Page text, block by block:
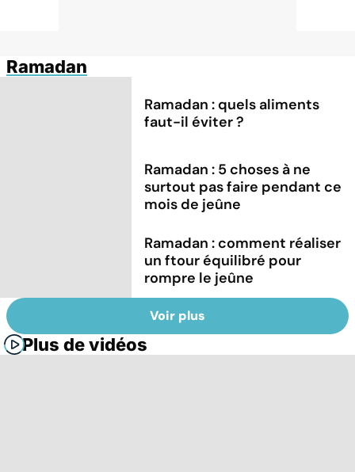
Ramadan
Ramadan : quels aliments
faut-il éviter ?
Ramadan : 5 choses à ne
surtout pas faire pendant ce
mois de jeûne
Ramadan : comment réaliser
un ftour équilibré pour
rompre le jeûne
Voir plus
Plus de vidéos